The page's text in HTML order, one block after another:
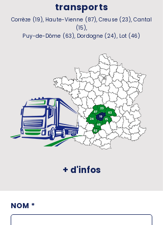
transports
Corrèze (19), Haute-Vienne (87), Creuse (23), Cantal
(15),
Puy-de-Dôme (63), Dordogne (24), Lot (46)
+ d'infos
NOM *